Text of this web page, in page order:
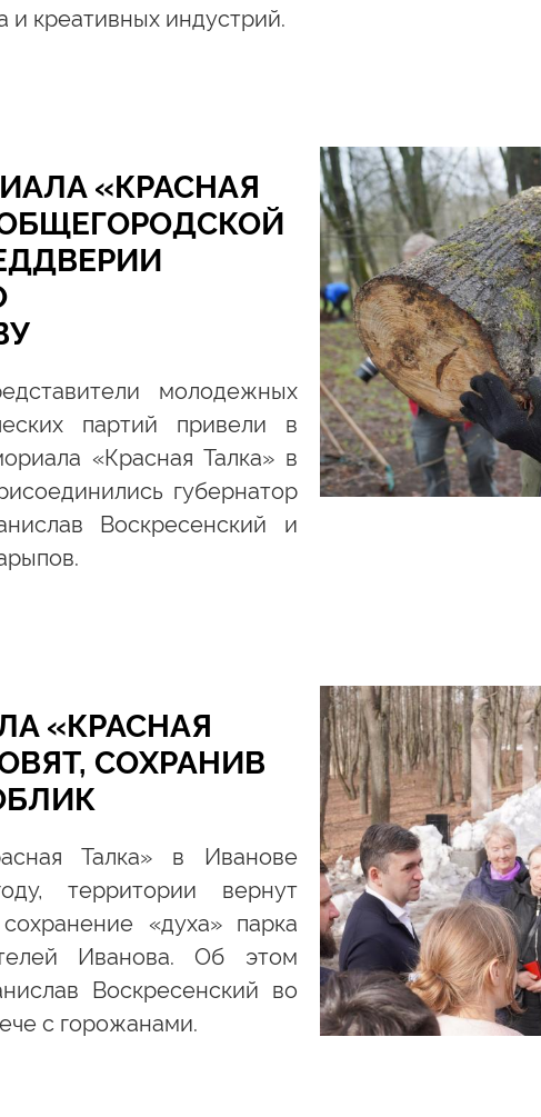
и креативных индустрий.
«КРАСНАЯ
молодежных
партий привели в
«Красная Талка» в
губернатор
Воскресенский и
«КРАСНАЯ
СОХРАНИВ
Талка» в Иванове
территории вернут
«духа» парка
Иванова. Об этом
Воскресенский во
с горожанами.